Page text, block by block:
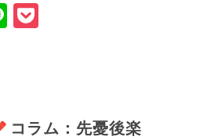
Line
コラム：先憂後楽